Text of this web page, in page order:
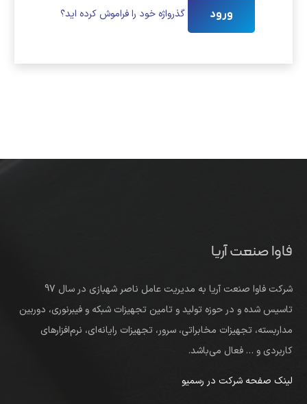
ورود گذرواژه خود را فراموش کرده اید؟
فاوا صنعت آریا
شرکت فاوا صنعت آریا به مدیریت عامل ناصر شهبازی در سال 97
تاسیس شده و در حوزه تولید و تامین تجهیزات شبکه و فیبرنوری، دوربین
مداربسته، تجهیزات مخابراتی، سرور، تجهیزات رایانه‌ای، نرم‌افزارهای
کاربردی و … فعال می‌باشد.
لینک صفحه شرکت در رسمیو